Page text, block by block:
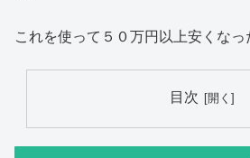
これを使って５０万円以上安くなっ
目次